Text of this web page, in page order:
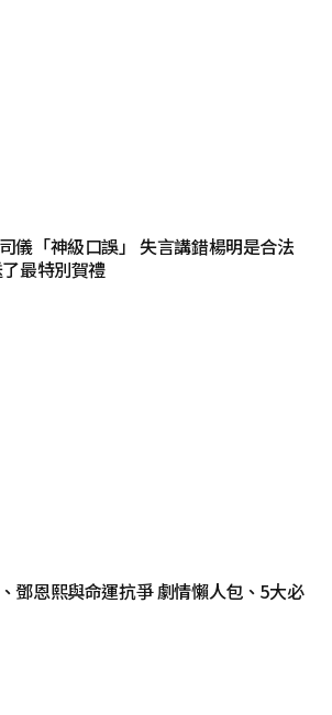
儀「神級口誤」 失言講錯楊明是合法
最特別賀禮
鄧恩熙與命運抗爭 劇情懶人包、5大必